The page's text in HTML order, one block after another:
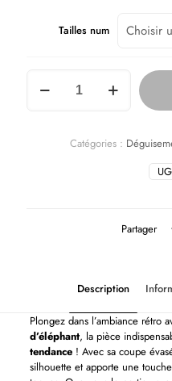
Tailles num
Catégories :
Partager
Description
Plongez dans l’ambiance rétro
d’éléphant, la pièce
tendance! Avec sa coupe
silhouette et apporte une